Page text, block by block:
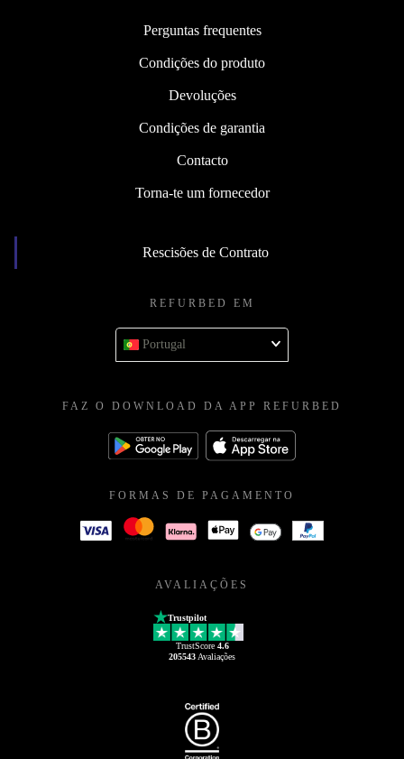
Perguntas frequentes
Condições do produto
Devoluções
Condições de garantia
Contacto
Torna-te um fornecedor
Rescisões de Contrato
REFURBED EM
Portugal
FAZ O DOWNLOAD DA APP REFURBED
FORMAS DE PAGAMENTO
AVALIAÇÕES
Trustpilot
TrustScore 4.6
205543 Avaliações